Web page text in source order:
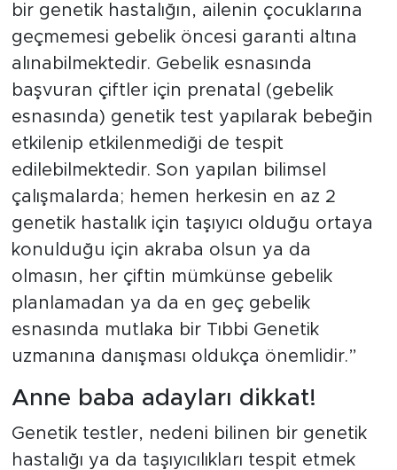
bir genetik hastalığın, ailenin çocuklarına
geçmemesi gebelik öncesi garanti altına
alınabilmektedir. Gebelik esnasında
başvuran çiftler için prenatal (gebelik
esnasında) genetik test yapılarak bebeğin
etkilenip etkilenmediği de tespit
edilebilmektedir. Son yapılan bilimsel
çalışmalarda; hemen herkesin en az 2
genetik hastalık için taşıyıcı olduğu ortaya
konulduğu için akraba olsun ya da
olmasın, her çiftin mümkünse gebelik
planlamadan ya da en geç gebelik
esnasında mutlaka bir Tıbbi Genetik
uzmanına danışması oldukça önemlidir.”
Anne baba adayları dikkat!
Genetik testler, nedeni bilinen bir genetik
hastalığı ya da taşıyıcılıkları tespit etmek